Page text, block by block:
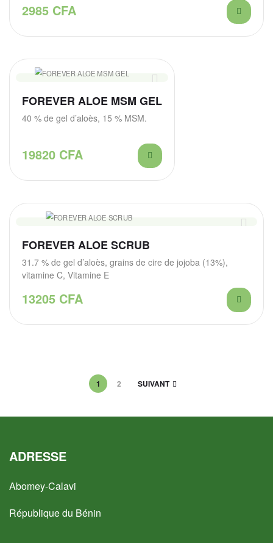
2985 CFA
FOREVER ALOE MSM GEL
40 % de gel d’aloès, 15 % MSM.
19820 CFA
FOREVER ALOE SCRUB
31.7 % de gel d’aloès, grains de cire de jojoba (13%),
vitamine C, Vitamine E
13205 CFA
1 2 SUIVANT
ADRESSE
Abomey-Calavi
République du Bénin